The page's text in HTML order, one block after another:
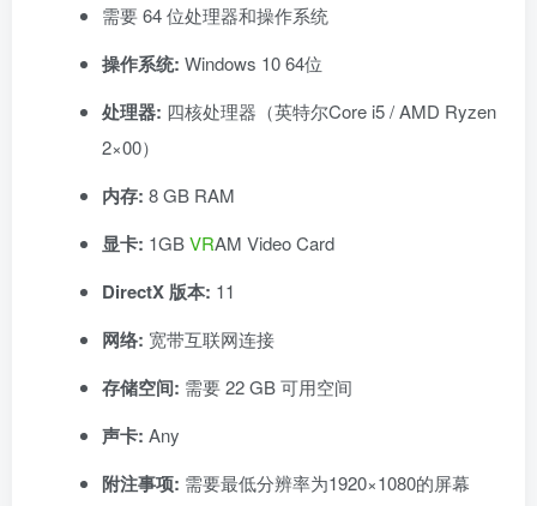
需要 64 位处理器和操作系统
操作系统: Windows 10 64位
处理器: 四核处理器（英特尔Core i5 / AMD Ryzen
2×00）
内存: 8 GB RAM
显卡: 1GBVRAM Video Card
DirectX 版本: 11
网络: 宽带互联网连接
存储空间: 需要 22 GB 可用空间
声卡: Any
附注事项: 需要最低分辨率为1920×1080的屏幕